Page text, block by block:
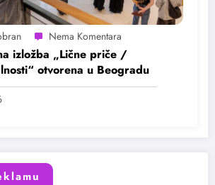
izložba „Lične priče /
otvorena u Beogradu